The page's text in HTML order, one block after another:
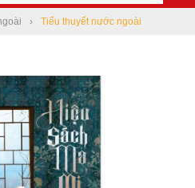
Tiểu thuyết nước ngoài